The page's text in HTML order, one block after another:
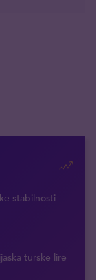
stabilnosti
turske lire